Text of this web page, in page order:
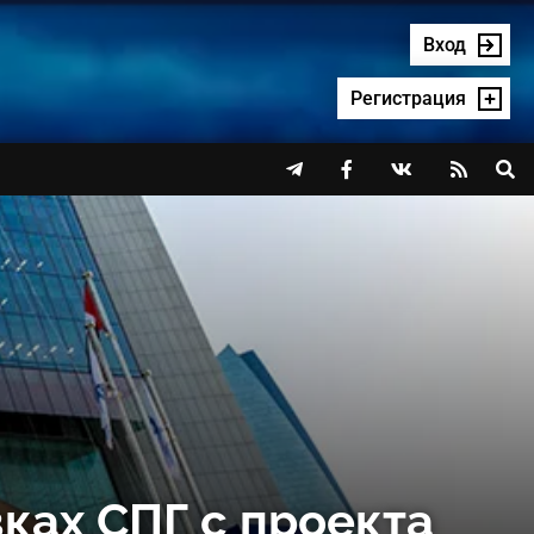
Вход
Регистрация
   
СПГ с проекта